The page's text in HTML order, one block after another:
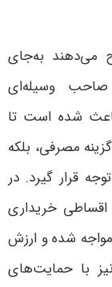
می‌دهند به‌جای
صاحب وسیله‌ای
شده است تا
مصرفی، بلکه
قرار گیرد. در
اقساطی خریداری
شده و ارزش
با حمایت‌های